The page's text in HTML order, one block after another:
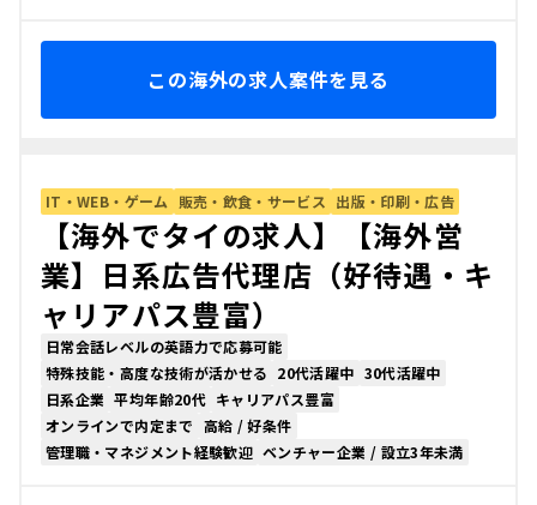
この海外の求人案件を見る
IT・WEB・ゲーム 販売・飲食・サービス 出版・印刷・広告
【海外でタイの求人】【海外営
業】日系広告代理店（好待遇・キ
ャリアパス豊富）
日常会話レベルの英語力で応募可能
特殊技能・高度な技術が活かせる 20代活躍中 30代活躍中
日系企業 平均年齢20代 キャリアパス豊富
オンラインで内定まで 高給 / 好条件
管理職・マネジメント経験歓迎 ベンチャー企業 / 設立3年未満